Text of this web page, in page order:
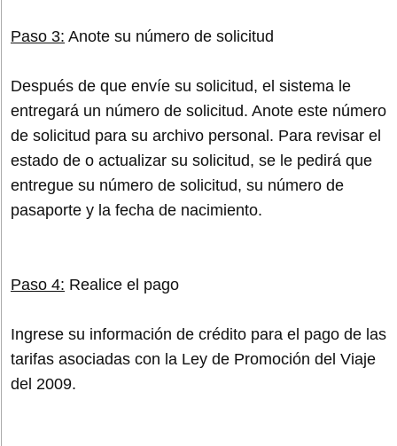
Paso 3: Anote su número de solicitud
Después de que envíe su solicitud, el sistema le
entregará un número de solicitud. Anote este número
de solicitud para su archivo personal. Para revisar el
estado de o actualizar su solicitud, se le pedirá que
entregue su número de solicitud, su número de
pasaporte y la fecha de nacimiento.
Paso 4: Realice el pago
Ingrese su información de crédito para el pago de las
tarifas asociadas con la Ley de Promoción del Viaje
del 2009.